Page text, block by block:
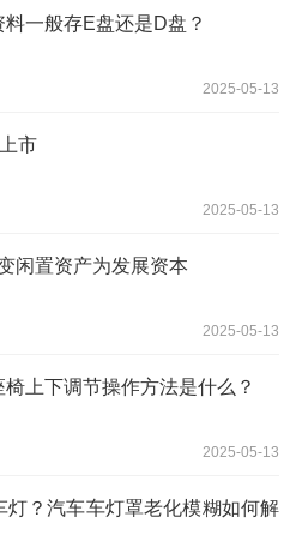
一般存E盘还是D盘？
2025-05-13
市
2025-05-13
闲置资产为发展资本
2025-05-13
上下调节操作方法是什么？
2025-05-13
？汽车车灯罩老化模糊如何解